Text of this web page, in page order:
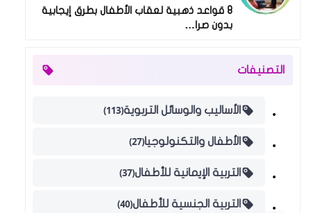
8 قواعد ذهبية لعقاب الأطفال بطرق إيجابية
بدون صرا…
التصنيفات
الأساليب والوسائل التربوية(113)
الأطفال والتكنولوجيا(27)
التربية الإيمانية للأطفال(37)
التربية الجنسية للأطفال(40)